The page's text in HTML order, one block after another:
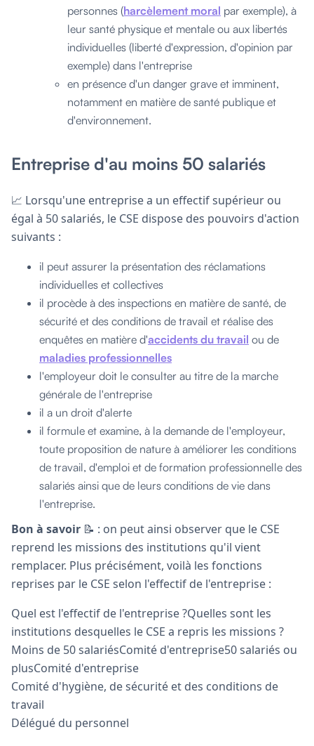
personnes (harcèlement moral par exemple), à
leur santé physique et mentale ou aux libertés
individuelles (liberté d'expression, d'opinion par
exemple) dans l'entreprise
en présence d'un danger grave et imminent,
notamment en matière de santé publique et
d'environnement.
Entreprise d'au moins 50 salariés
📈 Lorsqu'une entreprise a un effectif supérieur ou
égal à 50 salariés, le CSE dispose des pouvoirs d'action
suivants :
il peut assurer la présentation des réclamations
individuelles et collectives
il procède à des inspections en matière de santé, de
sécurité et des conditions de travail et réalise des
enquêtes en matière d'accidents du travail ou de
maladies professionnelles
l'employeur doit le consulter au titre de la marche
générale de l'entreprise
il a un droit d'alerte
il formule et examine, à la demande de l'employeur,
toute proposition de nature à améliorer les conditions
de travail, d'emploi et de formation professionnelle des
salariés ainsi que de leurs conditions de vie dans
l'entreprise.
Bon à savoir 📝 : on peut ainsi observer que le CSE
reprend les missions des institutions qu'il vient
remplacer. Plus précisément, voilà les fonctions
reprises par le CSE selon l'effectif de l'entreprise :
Quel est l'effectif de l'entreprise ?Quelles sont les
institutions desquelles le CSE a repris les missions ?
Moins de 50 salariésComité d'entreprise50 salariés ou
plusComité d'entreprise
Comité d'hygiène, de sécurité et des conditions de
travail
Délégué du personnel